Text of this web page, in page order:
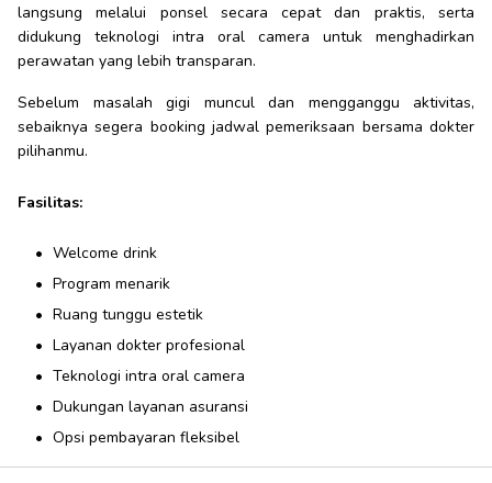
langsung melalui ponsel secara cepat dan praktis, serta
didukung teknologi intra oral camera untuk menghadirkan
perawatan yang lebih transparan.
Sebelum masalah gigi muncul dan mengganggu aktivitas,
sebaiknya segera booking jadwal pemeriksaan bersama dokter
pilihanmu.
Fasilitas:
Welcome drink
Program menarik
Ruang tunggu estetik
Layanan dokter profesional
Teknologi intra oral camera
Dukungan layanan asuransi
Opsi pembayaran fleksibel